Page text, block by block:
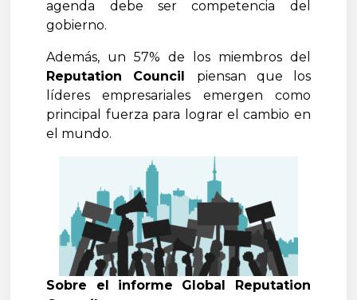
agenda debe ser competencia del
gobierno.
Además, un 57% de los miembros del
Reputation Council piensan que los
líderes empresariales emergen como
principal fuerza para lograr el cambio en
el mundo.
Sobre el informe Global Reputation